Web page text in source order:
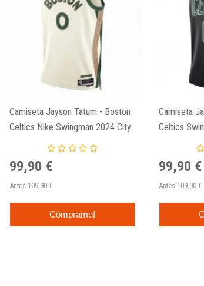
Camiseta Jayson Tatum - Boston
Celtics Nike Swingman 2024 City
99,90 €
Antes 109,90 €
Cómprame!
Camiseta
Celtics
99,90 €
Antes 109,90 €